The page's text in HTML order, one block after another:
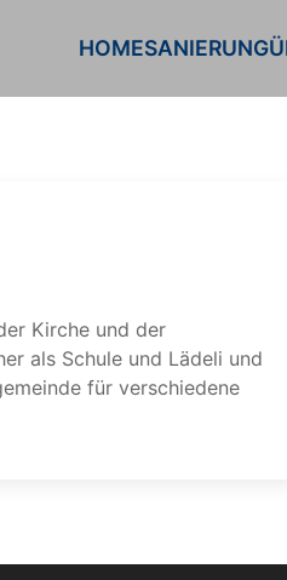
HOMESANIERUNG
Kirche und der
als Schule und Lädeli und
für verschiedene